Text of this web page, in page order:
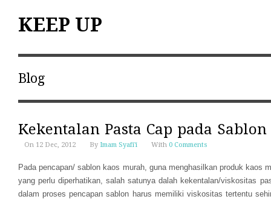
KEEP UP
Blog
Kekentalan Pasta Cap pada
On 12 Dec, 2012 By Imam Syafi'i With 0 Comments
Pada pencapan/ sablon kaos murah, guna menghasilkan produk kaos
yang perlu diperhatikan, salah satunya dalah kekentalan/viskositas
dalam proses pencapan sablon harus memiliki viskositas tertentu